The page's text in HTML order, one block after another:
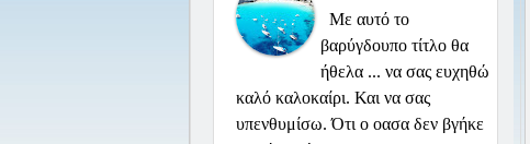
Με αυτό το
βαρύγδουπο τίτλο θα
ήθελα ... να σας ευχηθώ
καλό καλοκαίρι. Και να σας
υπενθυμίσω. Ότι ο οασα δεν βγήκε